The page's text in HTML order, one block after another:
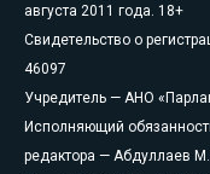
августа 2011 года. 18+
Свидетельство о
46097
Учредитель — АНО
Исполняющий
редактора — Абдуллаев